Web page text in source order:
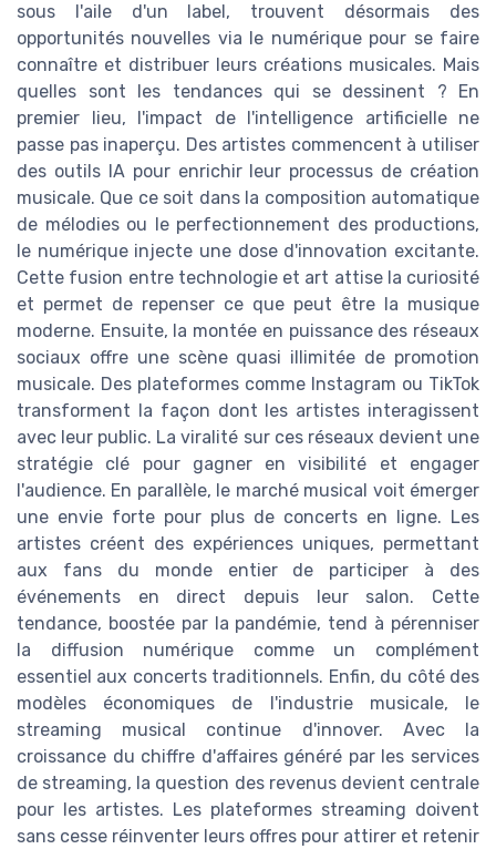
sous l'aile d'un label, trouvent désormais des
opportunités nouvelles via le numérique pour se faire
connaître et distribuer leurs créations musicales. Mais
quelles sont les tendances qui se dessinent ? En
premier lieu, l'impact de l'intelligence artificielle ne
passe pas inaperçu. Des artistes commencent à utiliser
des outils IA pour enrichir leur processus de création
musicale. Que ce soit dans la composition automatique
de mélodies ou le perfectionnement des productions,
le numérique injecte une dose d'innovation excitante.
Cette fusion entre technologie et art attise la curiosité
et permet de repenser ce que peut être la musique
moderne. Ensuite, la montée en puissance des réseaux
sociaux offre une scène quasi illimitée de promotion
musicale. Des plateformes comme Instagram ou TikTok
transforment la façon dont les artistes interagissent
avec leur public. La viralité sur ces réseaux devient une
stratégie clé pour gagner en visibilité et engager
l'audience. En parallèle, le marché musical voit émerger
une envie forte pour plus de concerts en ligne. Les
artistes créent des expériences uniques, permettant
aux fans du monde entier de participer à des
événements en direct depuis leur salon. Cette
tendance, boostée par la pandémie, tend à pérenniser
la diffusion numérique comme un complément
essentiel aux concerts traditionnels. Enfin, du côté des
modèles économiques de l'industrie musicale, le
streaming musical continue d'innover. Avec la
croissance du chiffre d'affaires généré par les services
de streaming, la question des revenus devient centrale
pour les artistes. Les plateformes streaming doivent
sans cesse réinventer leurs offres pour attirer et retenir